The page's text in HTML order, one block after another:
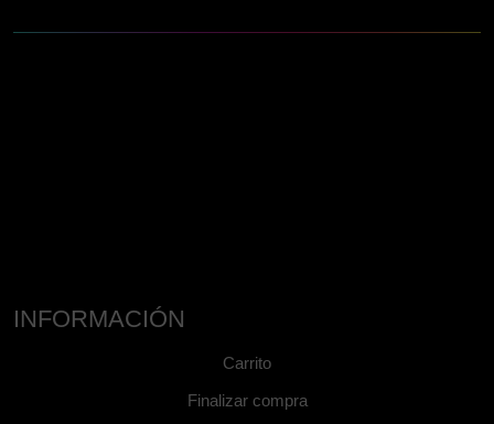
INFORMACIÓN
Carrito
Finalizar compra